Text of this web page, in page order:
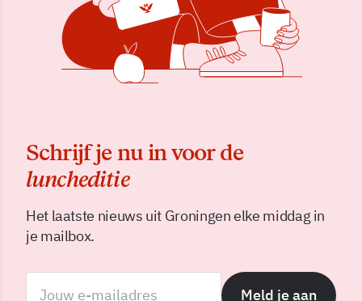
Schrijf je nu in voor de
luncheditie
Het laatste nieuws uit Groningen elke middag in
je mailbox.
Meld je aan